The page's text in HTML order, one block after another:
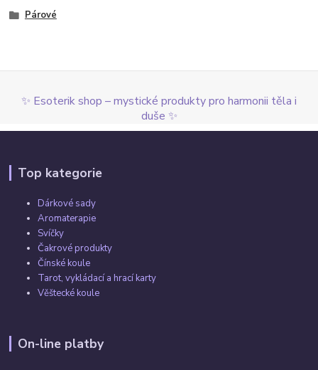
Párové
✨ Esoterik shop – mystické produkty pro harmonii těla i
duše ✨
Top kategorie
Dárkové sady
Aromaterapie
Svíčky
Čakrové produkty
Čínské koule
Tarot, vykládací a hrací karty
Věštecké koule
On-line platby